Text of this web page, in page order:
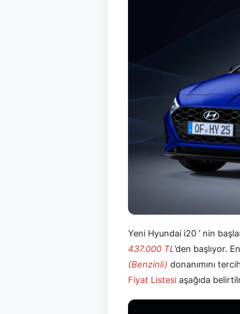
Yeni Hyundai i20 ’ nin
437.000 TL’den başlıyor.
(Benzinli) donanımını
Fiyat Listesi aşağıda